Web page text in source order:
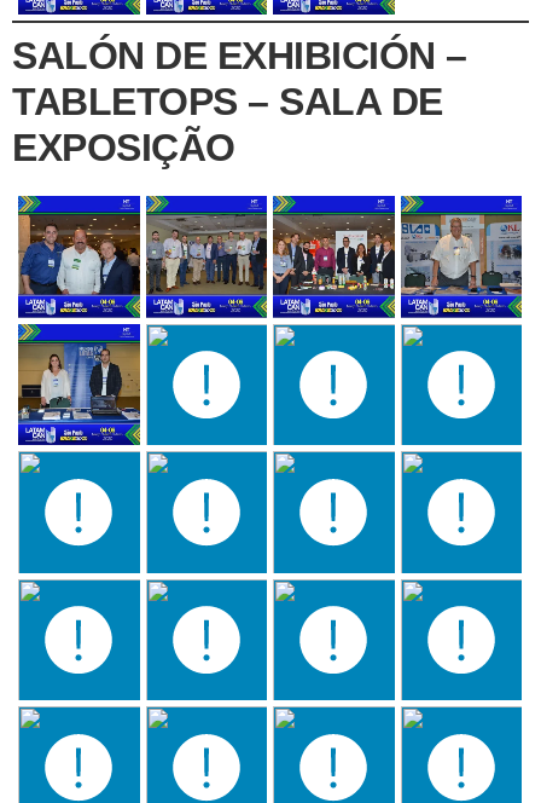
SALÓN DE EXHIBICIÓN –
TABLETOPS – SALA DE
EXPOSIÇÃO